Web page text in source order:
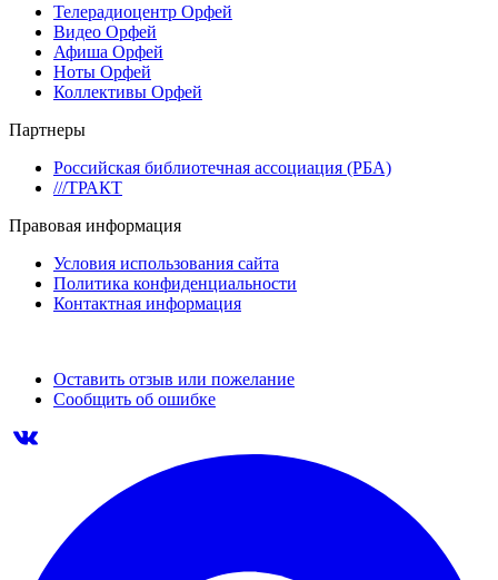
Телерадиоцентр Орфей
Видео Орфей
Афиша Орфей
Ноты Орфей
Коллективы Орфей
Партнеры
Российская библиотечная ассоциация (РБА)
///ТРАКТ
Правовая информация
Условия использования сайта
Политика конфиденциальности
Контактная информация
Оставить отзыв или пожелание
Сообщить об ошибке